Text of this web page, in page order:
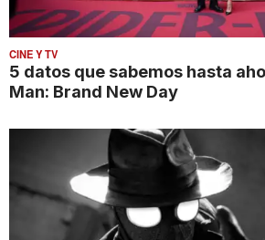
CINE Y TV
5 datos que sabemos hasta
Man: Brand New Day